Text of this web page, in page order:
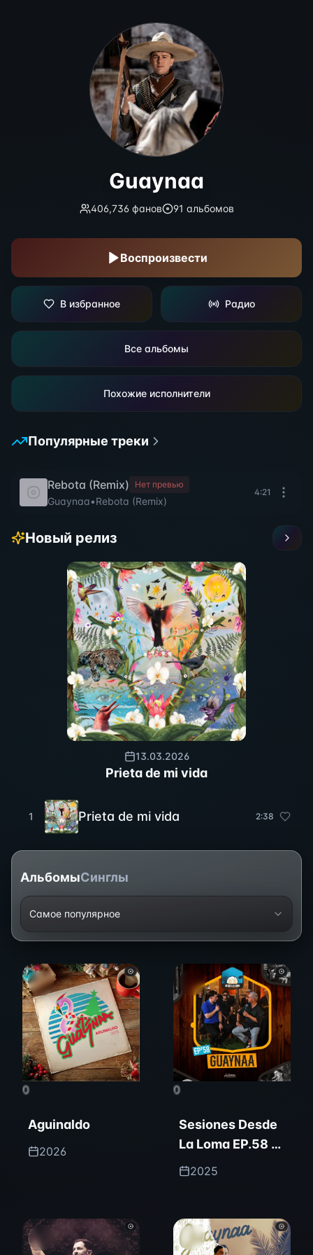
Guaynaa
406,736фанов 91 альбомов
Воспроизвести
В избранное Радио
Все альбомы
Похожие исполнители
Популярные треки
Rebota (Remix) Нет превью
Guaynaa•Rebota (Remix)
4:21
Новый релиз
13.03.2026
Prieta de mi vida
1 Prieta de mi vida 2:38
АльбомыСинглы
Самое популярное
0
Aguinaldo
2026
0
Sesiones Desde
La Loma EP.58 -
Guaynaa (Live)
2025